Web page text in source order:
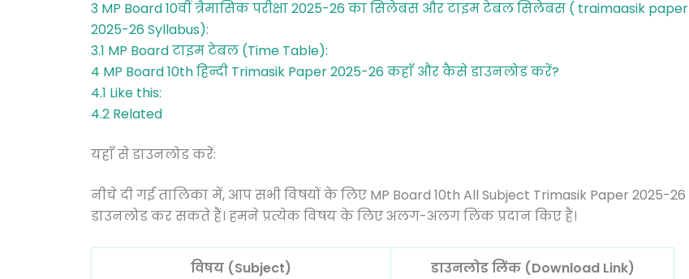
3 MP Board 10वीं त्रैमासिक परीक्षा 2025-26 का सिलेबस और टाइम टेबल सिलेबस ( traimaasik paper
2025-26 Syllabus):
3.1 MP Board टाइम टेबल (Time Table):
4 MP Board 10th हिन्दी Trimasik Paper 2025-26 कहाँ और कैसे डाउनलोड करें?
4.1 Like this:
4.2 Related
यहाँ से डाउनलोड करें:
नीचे दी गई तालिका में, आप सभी विषयों के लिए MP Board 10th All Subject Trimasik Paper 2025-26
डाउनलोड कर सकते हैं। हमने प्रत्येक विषय के लिए अलग-अलग लिंक प्रदान किए हैं।
विषय (Subject) डाउनलोड लिंक (Download Link)